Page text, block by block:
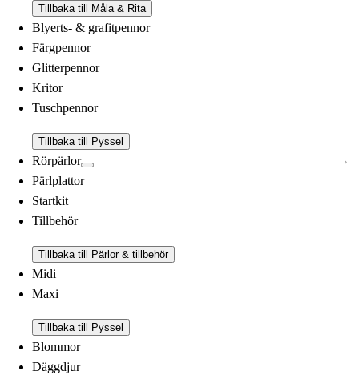
Tillbaka till Måla & Rita
Blyerts- & grafitpennor
Färgpennor
Glitterpennor
Kritor
Tuschpennor
Tillbaka till Pyssel
Rörpärlor
Pärlplattor
Startkit
Tillbehör
Tillbaka till Pärlor & tillbehör
Midi
Maxi
Tillbaka till Pyssel
Blommor
Däggdjur